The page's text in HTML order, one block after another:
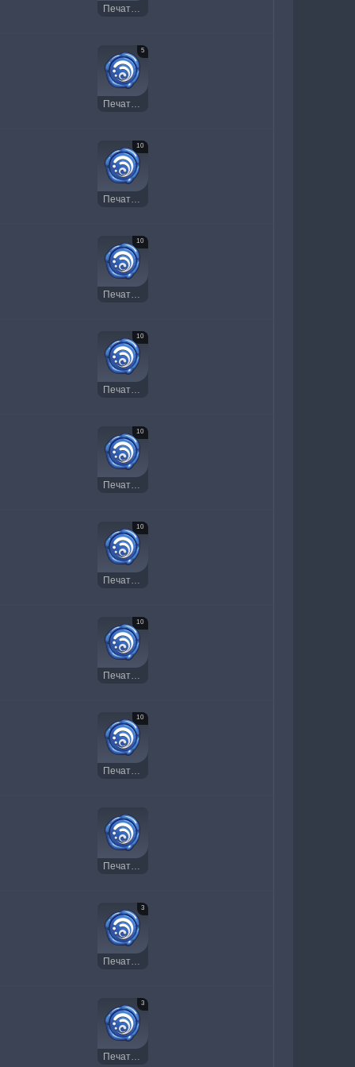
Печать Гидро
5
Печать Гидро
10
Печать Гидро
10
Печать Гидро
10
Печать Гидро
10
Печать Гидро
10
Печать Гидро
10
Печать Гидро
10
Печать Гидро
Печать Гидро
3
Печать Гидро
3
Печать Гидро